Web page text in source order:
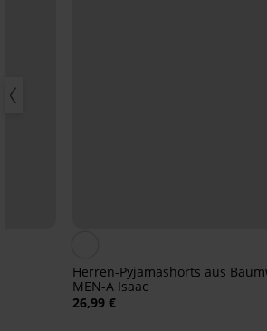
Herren-Pyjamashorts aus
MEN-A Isaac
26,99 €